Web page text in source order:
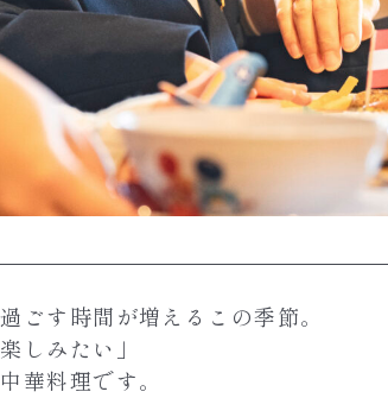
ごす時間が増えるこの季節。
しみたい」
華料理です。